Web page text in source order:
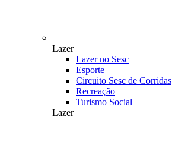
Lazer
Lazer no Sesc
Esporte
Circuito Sesc de Corridas
Recreação
Turismo Social
Lazer